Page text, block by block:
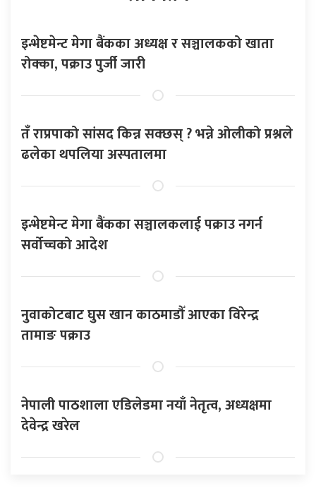
इन्भेष्टमेन्ट मेगा बैंकका अध्यक्ष र सञ्चालकको खाता
रोक्का, पक्राउ पुर्जी जारी
तँ राप्रपाको सांसद किन्न सक्छस् ? भन्ने ओलीको प्रश्नले
ढलेका थपलिया अस्पतालमा
इन्भेष्टमेन्ट मेगा बैंकका सञ्चालकलाई पक्राउ नगर्न
सर्वोच्चको आदेश
नुवाकोटबाट घुस खान काठमाडौँ आएका विरेन्द्र
तामाङ पक्राउ
नेपाली पाठशाला एडिलेडमा नयाँ नेतृत्व, अध्यक्षमा
देवेन्द्र खरेल